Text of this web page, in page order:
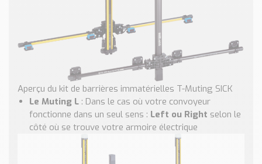
Aperçu du kit de barrières immatérielles T-Muting SICK
Le Muting L : Dans le cas où votre convoyeur
fonctionne dans un seul sens : Left ou Right selon le
côté où se trouve votre armoire électrique